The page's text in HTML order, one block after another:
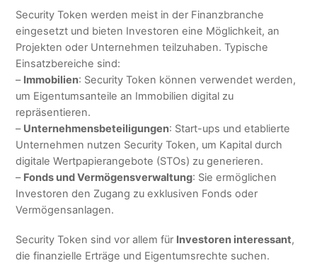
Security Token werden meist in der Finanzbranche
eingesetzt und bieten Investoren eine Möglichkeit, an
Projekten oder Unternehmen teilzuhaben. Typische
Einsatzbereiche sind:
– Immobilien: Security Token können verwendet werden,
um Eigentumsanteile an Immobilien digital zu
repräsentieren.
– Unternehmensbeteiligungen: Start-ups und etablierte
Unternehmen nutzen Security Token, um Kapital durch
digitale Wertpapierangebote (STOs) zu generieren.
– Fonds und Vermögensverwaltung: Sie ermöglichen
Investoren den Zugang zu exklusiven Fonds oder
Vermögensanlagen.
Security Token sind vor allem für Investoren interessant,
die finanzielle Erträge und Eigentumsrechte suchen.